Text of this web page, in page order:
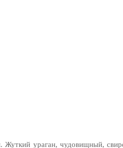
Жуткий ураган, чудовищный,